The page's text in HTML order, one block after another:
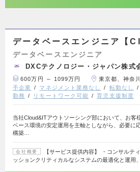
データベースエンジニア【
データベースエンジニア
DXCテクノロジー・ジャパン株式
600万円 ～ 1099万円 東京都、神奈
手企業
マネジメント業務なし 転勤なし
勤務
リモートワーク可能 育児支援制度
当社Cloud&ITアウトソーシング部において、お客
ベース環境の安定運用を主軸としながら、必要に
構築…
会社概要
【サービス提供内容】 ・コンサル
ッションクリティカルなシステムの最適化と運用